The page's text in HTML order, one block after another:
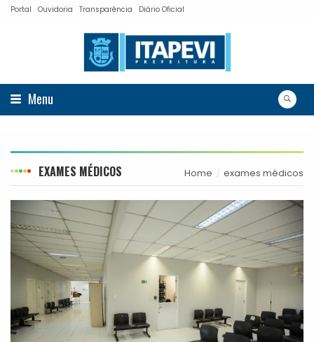
Portal Ouvidoria Transparência Diário Oficial
Menu
EXAMES MÉDICOS Home exames médicos